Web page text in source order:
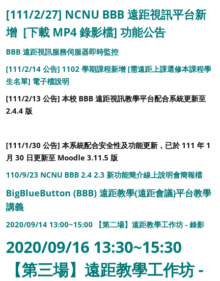
[111/2/27] NCNU BBB遠距視訊平台新
增 [下載 MP4 錄影檔] 功能公告
BBB 遠距視訊服務伺服器即時監控
[111/2/14 公告] 1102 學期課程新增 [需遠距上課選修本課程學
生名單] 電子檔說明
[111/2/13 公告] 本校 BBB 遠距視訊教學平台配合系統更新至
2.4.4 版
[111/1/30 公告] 本系統配合安全性及功能更新，已於 111 年 1
月 30 日更新至 Moodle 3.11.5 版
110/9/23 NCNU BBB 2.4 2.3 新功能簡介線上說明會簡報檔
BigBlueButton (BBB) 遠距教學(遠距會議)平台教學
講義
2020/09/14 13:00~15:00 【第二場】遠距教學工作坊 - 錄影
2020/09/16 13:30~15:30
【第三場】遠距教學工作坊 -